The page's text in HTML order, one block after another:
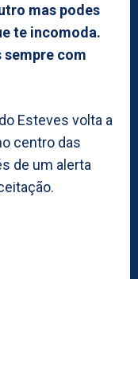
mas podes
te incomoda.
com
Esteves volta a
centro das
de um alerta